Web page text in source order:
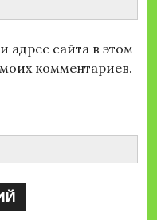
адрес сайта в этом
комментариев.